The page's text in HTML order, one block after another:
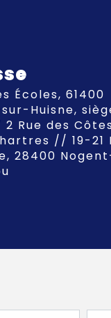
Huisne,
Rue des
// 19-21
28400